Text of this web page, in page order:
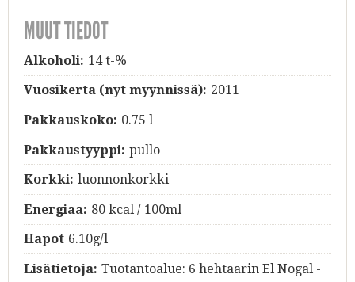
MUUT TIEDOT
Alkoholi: 14 t-%
Vuosikerta (nyt myynnissä): 2011
Pakkauskoko: 0.75 l
Pakkaustyyppi: pullo
Korkki: luonnonkorkki
Energiaa: 80 kcal / 100ml
Hapot 6.10g/l
Lisätietoja: Tuotantoalue: 6 hehtaarin El Nogal -